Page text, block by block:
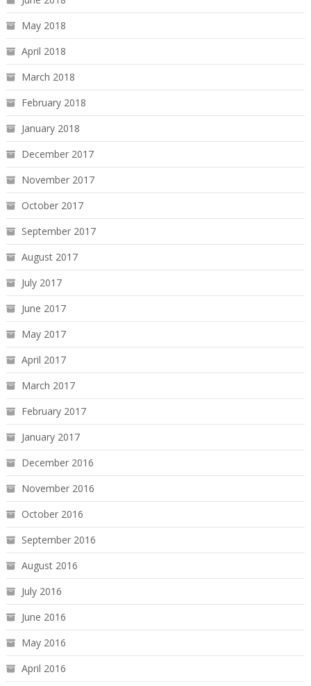
May 2018
April 2018
March 2018
February 2018
January 2018
December 2017
November 2017
October 2017
September 2017
August 2017
July 2017
June 2017
May 2017
April 2017
March 2017
February 2017
January 2017
December 2016
November 2016
October 2016
September 2016
August 2016
July 2016
June 2016
May 2016
April 2016